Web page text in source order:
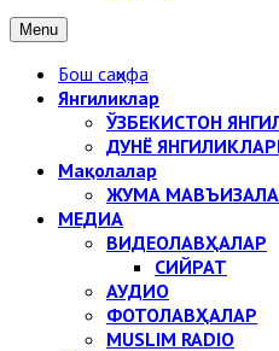
Menu
Бош саҳифа
Янгиликлар
ЎЗБЕКИСТОН
ДУНЁ
Мақолалар
ЖУМА
МЕДИА
ВИДЕОЛАВҲАЛАР
СИЙРАТ
АУДИО
ФОТОЛАВҲАЛАР
MUSLIM RADIO